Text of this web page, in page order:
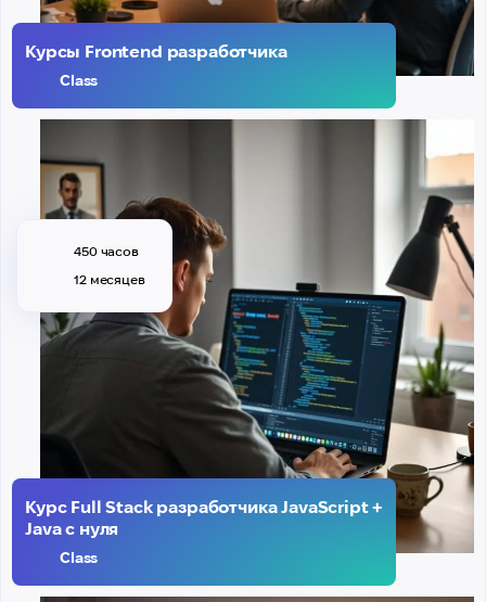
Курсы Frontend разработчика
Class
450 часов
12 месяцев
Курс Full Stack разработчика JavaScript +
Java с нуля
Class